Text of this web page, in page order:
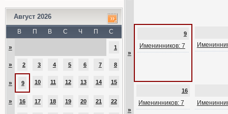
Август 2026
В П В С Ч П С
» 1
» 2 3 4 5 6 7 8
» 9 10 11 12 13 14 15
» 16 17 18 19 20 21 22
»
9
Именинников: 7
»
16
Именинников: 7